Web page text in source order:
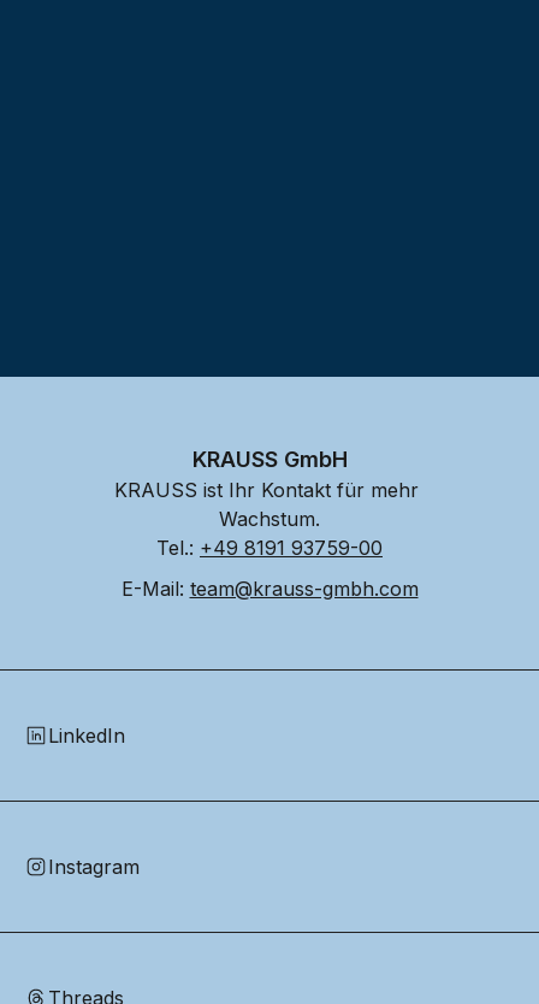
KRAUSS GmbH
KRAUSS ist Ihr Kontakt für mehr
Wachstum.
Tel.: +49 8191 93759-00
E-Mail: team@krauss-gmbh.com
LinkedIn
Instagram
Threads